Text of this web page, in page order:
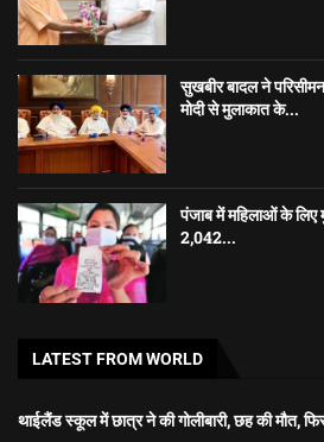
सुखबीर बादल ने
मोदी से मुलाकात के...
पंजाब में महिलाओं के लिए
2,042...
LATEST FROM WORLD
थाईलैंड स्कूल में छात्र ने की गोलीबारी, छह की मौत,